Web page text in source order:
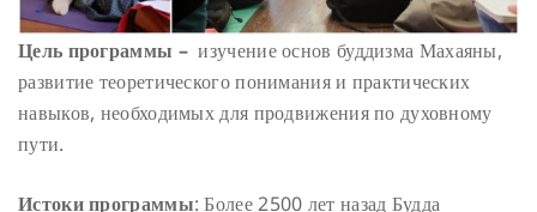
Цель программы – изучение основ буддизма Махаяны,
развитие теоретического понимания и практических
навыков, необходимых для продвижения по духовному
пути.
Истоки программы: Более 2500 лет назад Будда